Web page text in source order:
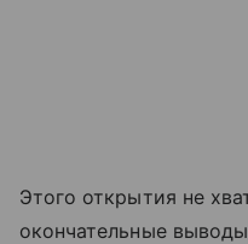
Этого открытия не
окончательные